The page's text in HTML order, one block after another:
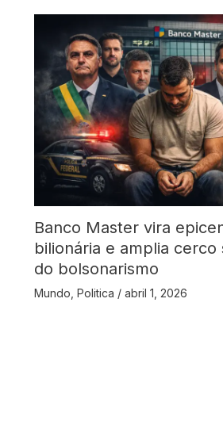
Banco Master vira
bilionária e amplia cerco
do bolsonarismo
Mundo Politica / abril 1, 2026